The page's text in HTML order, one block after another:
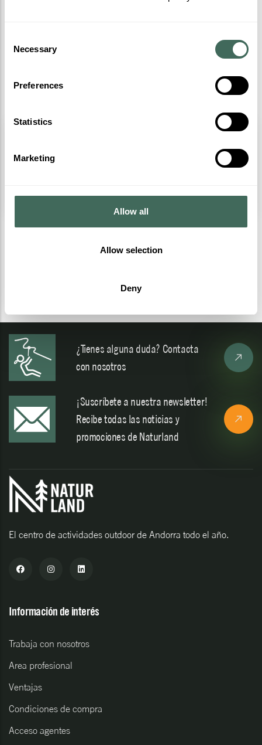
Selection
Necessary
Preferences
Statistics
Marketing
Allow all
Allow selection
Deny
Buggy a pedales
Pon a prueba tu velocidad
Cota 1600 Más info
¿Tienes alguna duda? Contacta
con nosotros
¡Suscríbete a nuestra newsletter!
Recibe todas las noticias y
promociones de Naturland
El centro de actividades outdoor de Andorra todo el año.
Información de interés
Trabaja con nosotros
Area profesional
Ventajas
Condiciones de compra
Acceso agentes